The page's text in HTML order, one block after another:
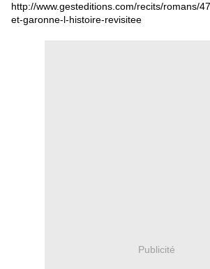
http://www.gesteditions.com/recits/romans/
et-garonne-l-histoire-revisitee
Publicité